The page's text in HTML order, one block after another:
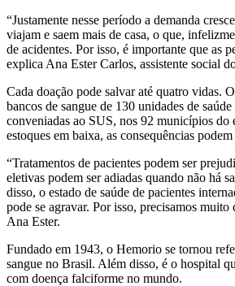
“Justamente nesse período a demanda
viajam e saem mais de casa, o que,
de acidentes. Por isso, é importante que as
explica Ana Ester Carlos, assistente social
Cada doação pode salvar até quatro vidas.
bancos de sangue de 130 unidades de
conveniadas ao SUS, nos 92 municípios do
estoques em baixa, as consequências podem
“Tratamentos de pacientes podem ser
eletivas podem ser adiadas quando não há
disso, o estado de saúde de pacientes
pode se agravar. Por isso, precisamos muito
Ana Ester.
Fundado em 1943, o Hemorio se tornou
sangue no Brasil. Além disso, é o hospital
com doença falciforme no mundo.